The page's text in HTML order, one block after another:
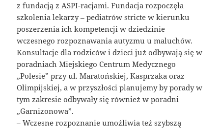
z fundacją z ASPI-racjami. Fundacja rozpoczęła
szkolenia lekarzy – pediatrów stricte w kierunku
poszerzenia ich kompetencji w dziedzinie
wczesnego rozpoznawania autyzmu u maluchów.
Konsultacje dla rodziców i dzieci już odbywają się w
poradniach Miejskiego Centrum Medycznego
„Polesie” przy ul. Maratońskiej, Kasprzaka oraz
Olimpijskiej, a w przyszłości planujemy by porady w
tym zakresie odbywały się również w poradni
„Garnizonowa”.
– Wczesne rozpoznanie umożliwia też szybszą